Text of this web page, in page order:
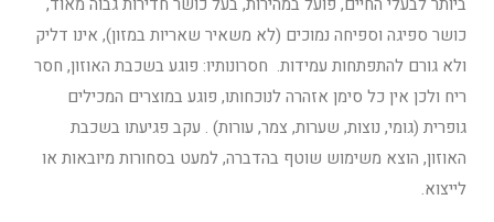
כושר ספיגה וספיחה נמוכים (לא משאיר שאריות במזון), אינו דליק
ולא גורם להתפתחות עמידות. חסרונותיו: פוגע בשכבת האוזון, חסר
ריח ולכן אין כל סימן אזהרה לנוכחותו, פוגע במוצרים המכילים
גופרית (גומי, נוצות, שערות, צמר, עורות) . עקב פגיעתו בשכבת
האוזון, הוצא משימוש שוטף בהדברה, למעט בסחורות מיובאות או
לייצוא.